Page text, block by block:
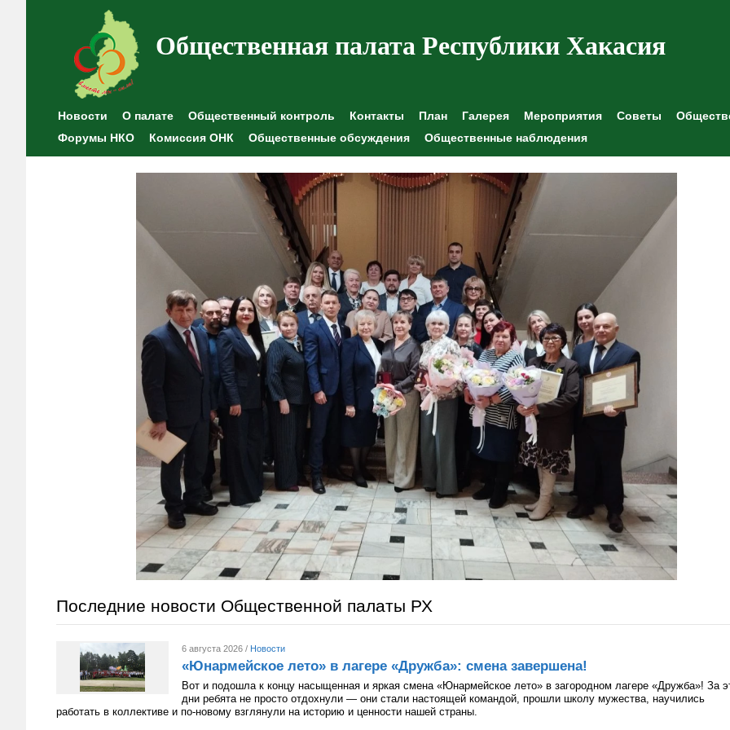
Общественная палата Республики Хакасия
Новости О палате Общественный контроль Контакты План Галерея Мероприятия Советы
Форумы НКО
Комиссия ОНК Общественные обсуждения Общественные наблюдения
Последние новости Общественной палаты РХ
6 августа 2026 / Новости
«Юнармейское лето» в лагере «Дружба»: смена завершена!
Вот и подошла к концу насыщенная и яркая смена «Юнармейское лето» в загородном лагере «Дружба»! За
дни ребята не просто отдохнули — они стали настоящей командой, прошли школу мужества, научились
работать в коллективе и по-новому взглянули на историю и ценности нашей страны.